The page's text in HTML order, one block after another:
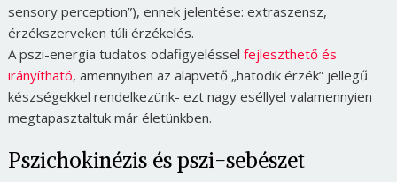
sensory perception”), ennek jelentése: extraszensz,
érzékszerveken túli érzékelés.
A pszi-energia tudatos odafigyeléssel fejleszthető és
irányítható, amennyiben az alapvető „hatodik érzék” jellegű
készségekkel rendelkezünk- ezt nagy eséllyel valamennyien
megtapasztaltuk már életünkben.
Pszichokinézis és pszi-sebészet